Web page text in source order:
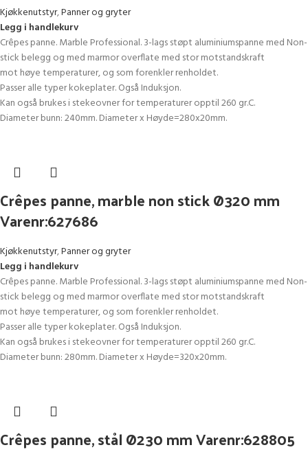
Kjøkkenutstyr,Panner og gryter
Legg i handlekurv
Crêpes panne. Marble Professional. 3-lags støpt aluminiumspanne med Non-
stick belegg og med marmor overflate med stor motstandskraft
mot høye temperaturer, og som forenkler renholdet.
Passer alle typer kokeplater. Også Induksjon.
Kan også brukes i stekeovner for temperaturer opptil 260 gr.C.
Diameter bunn: 240mm. Diameter x Høyde=280x20mm.
Crêpes panne, marble non stick Ø320 mm
Varenr:627686
Kjøkkenutstyr,Panner og gryter
Legg i handlekurv
Crêpes panne. Marble Professional. 3-lags støpt aluminiumspanne med Non-
stick belegg og med marmor overflate med stor motstandskraft
mot høye temperaturer, og som forenkler renholdet.
Passer alle typer kokeplater. Også Induksjon.
Kan også brukes i stekeovner for temperaturer opptil 260 gr.C.
Diameter bunn: 280mm. Diameter x Høyde=320x20mm.
Crêpes panne, stål Ø230 mm Varenr:628805